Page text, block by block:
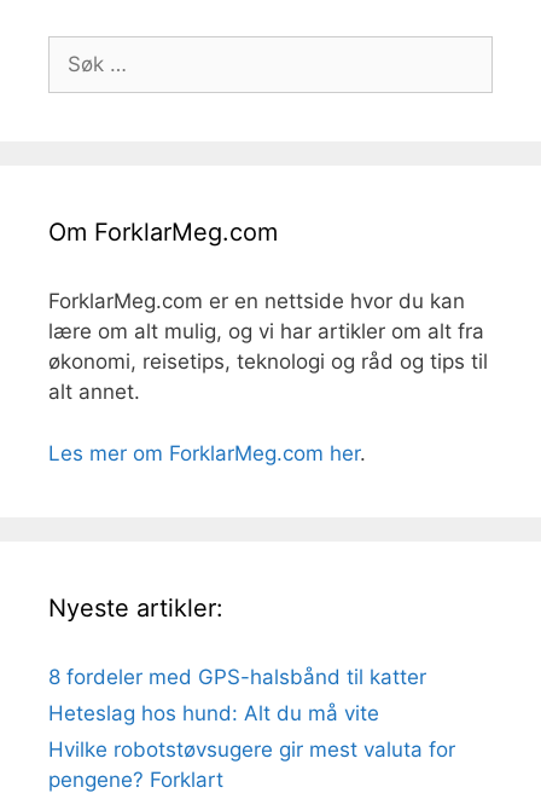
Søk
etter:
Om ForklarMeg.com
ForklarMeg.com er en nettside hvor du kan
lære om alt mulig, og vi har artikler om alt fra
økonomi, reisetips, teknologi og råd og tips til
alt annet.
Les mer om ForklarMeg.com her.
Nyeste artikler:
8 fordeler med GPS-halsbånd til katter
Heteslag hos hund: Alt du må vite
Hvilke robotstøvsugere gir mest valuta for
pengene? Forklart